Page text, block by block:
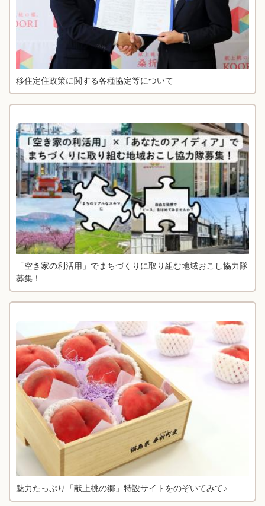
移住定住政策に関する各種協定等について
「空き家の利活用」でまちづくりに取り組む地域おこし協力隊
募集！
魅力たっぷり「献上桃の郷」特設サイトをのぞいてみて♪